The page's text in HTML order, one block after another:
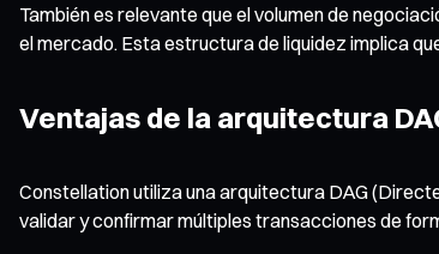
También es relevante que el volumen de
el mercado. Esta estructura de liquidez implica
Ventajas de la arquitectura
Constellation utiliza una arquitectura DAG
validar y confirmar múltiples transacciones de